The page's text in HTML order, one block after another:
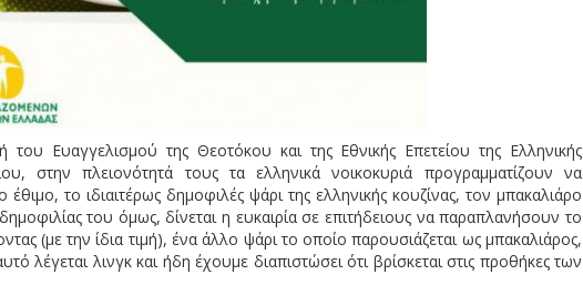
Ευαγγελισμού της Θεοτόκου και της Εθνικής Επετείου της Ελληνικής
στην πλειονότητά τους τα ελληνικά νοικοκυριά προγραμματίζουν να
το ιδιαιτέρως δημοφιλές ψάρι της ελληνικής κουζίνας, τον μπακαλιάρο
του όμως, δίνεται η ευκαιρία σε επιτήδειους να παραπλανήσουν το
(με την ίδια τιμή), ένα άλλο ψάρι το οποίο παρουσιάζεται ως μπακαλιάρος,
λέγεται λινγκ και ήδη έχουμε διαπιστώσει ότι βρίσκεται στις προθήκες των